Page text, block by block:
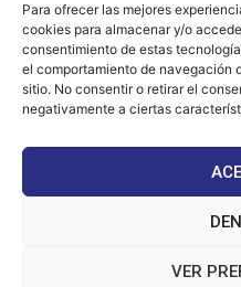
Para ofrecer las mejores
cookies para almacenar y/o
consentimiento de estas
el comportamiento de navegación
sitio. No consentir o retirar el
negativamente a ciertas
VER
Polígono Comercial
Chiclana de la Fra. (Cádiz)
667 457 908